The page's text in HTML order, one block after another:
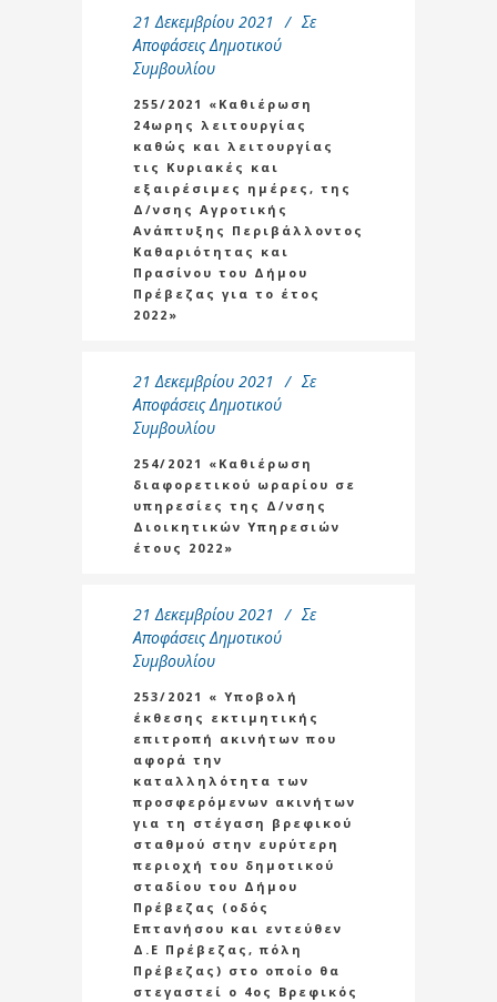
21 Δεκεμβρίου 2021
Σε
Αποφάσεις Δημοτικού
Συμβουλίου
255/2021 «Καθιέρωση
24ωρης λειτουργίας
καθώς και λειτουργίας
τις Κυριακές και
εξαιρέσιμες ημέρες, της
Δ/νσης Αγροτικής
Ανάπτυξης Περιβάλλοντος
Καθαριότητας και
Πρασίνου του Δήμου
Πρέβεζας για το έτος
2022»
21 Δεκεμβρίου 2021
Σε
Αποφάσεις Δημοτικού
Συμβουλίου
254/2021 «Καθιέρωση
διαφορετικού ωραρίου σε
υπηρεσίες της Δ/νσης
Διοικητικών Υπηρεσιών
έτους 2022»
21 Δεκεμβρίου 2021
Σε
Αποφάσεις Δημοτικού
Συμβουλίου
253/2021 « Υποβολή
έκθεσης εκτιμητικής
επιτροπή ακινήτων που
αφορά την
καταλληλότητα των
προσφερόμενων ακινήτων
για τη στέγαση βρεφικού
σταθμού στην ευρύτερη
περιοχή του δημοτικού
σταδίου του Δήμου
Πρέβεζας (οδός
Επτανήσου και εντεύθεν
Δ.Ε Πρέβεζας, πόλη
Πρέβεζας) στο οποίο θα
στεγαστεί ο 4ος Βρεφικός